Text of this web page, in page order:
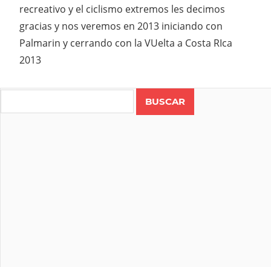
recreativo y el ciclismo extremos les decimos
gracias y nos veremos en 2013 iniciando con
Palmarin y cerrando con la VUelta a Costa RIca
2013